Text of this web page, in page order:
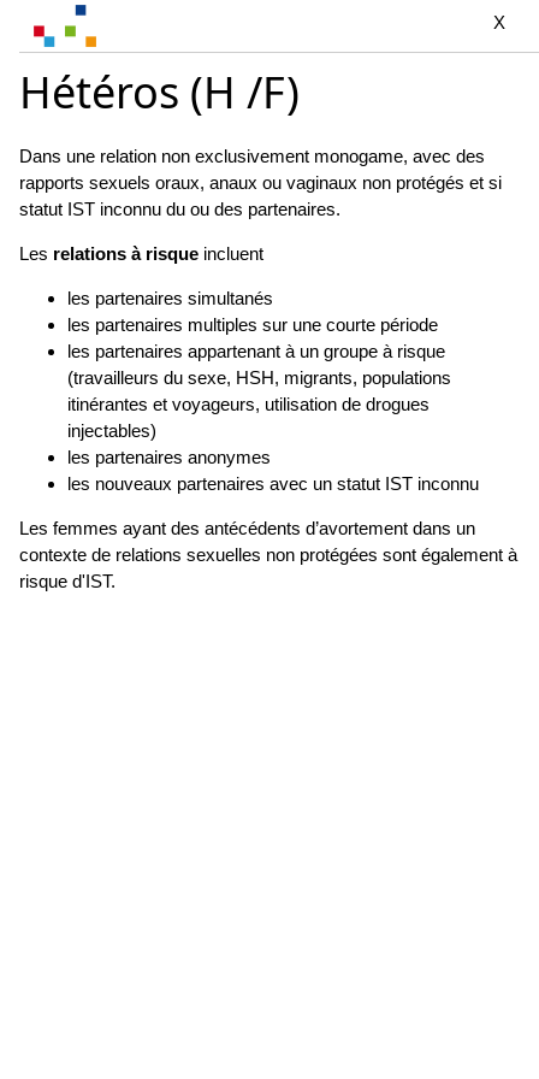
X
Hétéros (H /F)
Dans une relation non exclusivement monogame, avec des
rapports sexuels oraux, anaux ou vaginaux non protégés et si
statut IST inconnu du ou des partenaires.
Les relations à risque incluent
les partenaires simultanés
les partenaires multiples sur une courte période
les partenaires appartenant à un groupe à risque
(travailleurs du sexe, HSH, migrants, populations
itinérantes et voyageurs, utilisation de drogues
injectables)
les partenaires anonymes
les nouveaux partenaires avec un statut IST inconnu
Les femmes ayant des antécédents d’avortement dans un
contexte de relations sexuelles non protégées sont également à
risque d'IST.